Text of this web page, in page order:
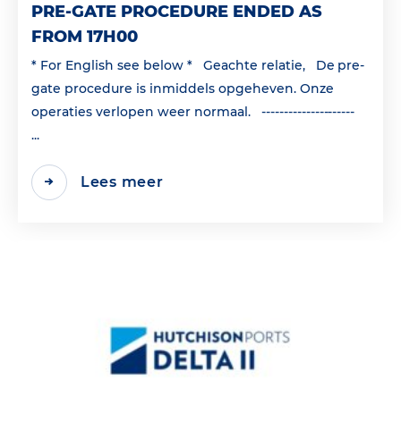
PRE-GATE PROCEDURE ENDED AS
FROM 17H00
* For English see below * Geachte relatie, De pre-
gate procedure is inmiddels opgeheven. Onze
operaties verlopen weer normaal. ---------------------
...
Lees meer